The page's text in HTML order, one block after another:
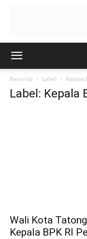
Beranda Label Kepala
Label: Kepala
Wali Kota
Kepala BPK RI